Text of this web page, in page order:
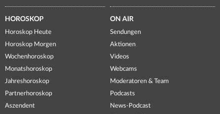
HOROSKOP
Horoskop Heute
Horoskop Morgen
Wochenhoroskop
Monatshoroskop
Jahreshoroskop
Partnerhoroskop
Aszendent
ON AIR
Sendungen
Aktionen
Videos
Webcams
Moderatoren & Team
Podcasts
News-Podcast